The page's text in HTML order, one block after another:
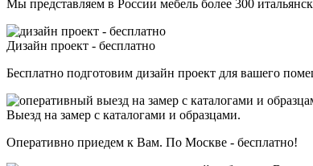
Мы представляем в России мебель более 300
Дизайн проект - бесплатно
Бесплатно подготовим дизайн проект для вашего
Выезд на замер с каталогами и образцами.
Оперативно приедем к Вам. По Москве - бесплатно!